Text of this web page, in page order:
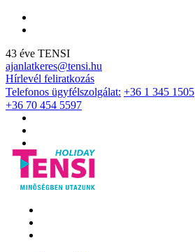
43 éve TENSI
ajanlatkeres@tensi.hu
Hírlevél feliratkozás
Telefonos ügyfélszolgálat: +36 1 345 1505
+36 70 454 5597